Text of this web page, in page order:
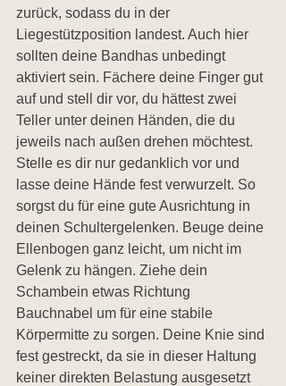
zurück, sodass du in der
Liegestützposition landest. Auch hier
sollten deine Bandhas unbedingt
aktiviert sein. Fächere deine Finger gut
auf und stell dir vor, du hättest zwei
Teller unter deinen Händen, die du
jeweils nach außen drehen möchtest.
Stelle es dir nur gedanklich vor und
lasse deine Hände fest verwurzelt. So
sorgst du für eine gute Ausrichtung in
deinen Schultergelenken. Beuge deine
Ellenbogen ganz leicht, um nicht im
Gelenk zu hängen. Ziehe dein
Schambein etwas Richtung
Bauchnabel um für eine stabile
Körpermitte zu sorgen. Deine Knie sind
fest gestreckt, da sie in dieser Haltung
keiner direkten Belastung ausgesetzt